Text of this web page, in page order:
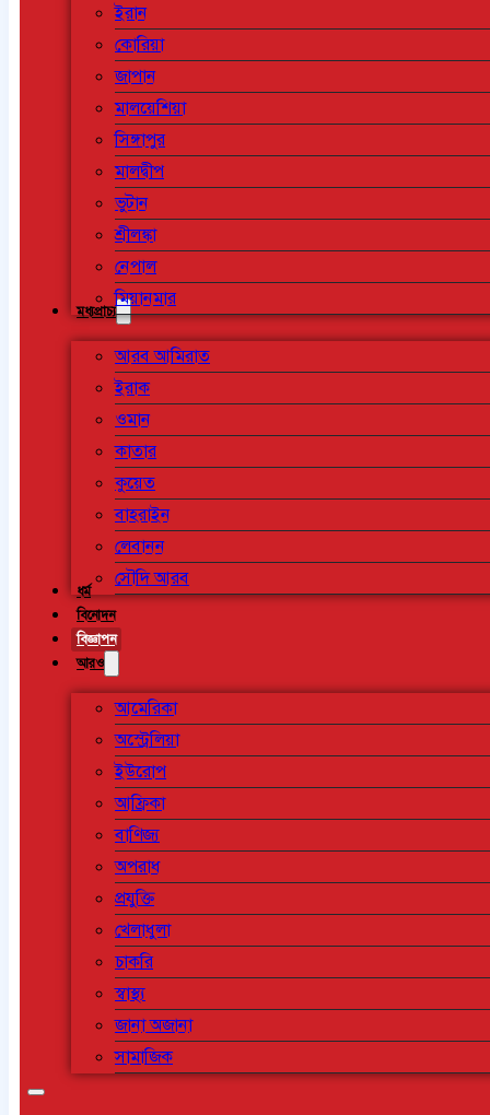
ইরান
কোরিয়া
জাপান
মালয়েশিয়া
সিঙ্গাপুর
মালদ্বীপ
ভুটান
শ্রীলঙ্কা
নেপাল
মিয়ানমার
মধ্যপ্রাচ্য
আরব আমিরাত
ইরাক
ওমান
কাতার
কুয়েত
বাহরাইন
লেবানন
সৌদি আরব
ধর্ম
বিনোদন
বিজ্ঞাপন
আরও
আমেরিকা
অস্ট্রেলিয়া
ইউরোপ
আফ্রিকা
বাণিজ্য
অপরাধ
প্রযুক্তি
খেলাধুলা
চাকরি
স্বাস্থ্য
জানা অজানা
সামাজিক